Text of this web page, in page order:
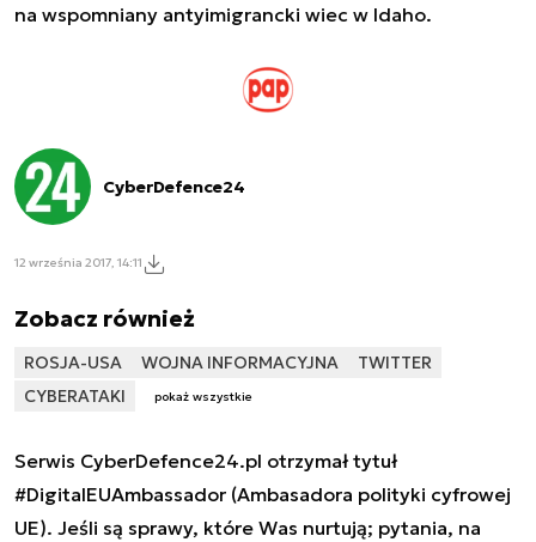
na wspomniany antyimigrancki wiec w Idaho.
CyberDefence24
12 września 2017, 14:11
Zobacz również
ROSJA-USA WOJNA INFORMACYJNA
TWITTER
CYBERATAKI
pokaż wszystkie
Serwis CyberDefence24.pl otrzymał tytuł
#DigitalEUAmbassador (Ambasadora polityki cyfrowej
UE). Jeśli są sprawy, które Was nurtują; pytania, na